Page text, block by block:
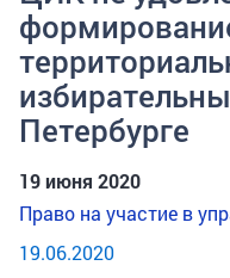
Петербурге
19 июня 2020
Право на участие в
19.06.2020